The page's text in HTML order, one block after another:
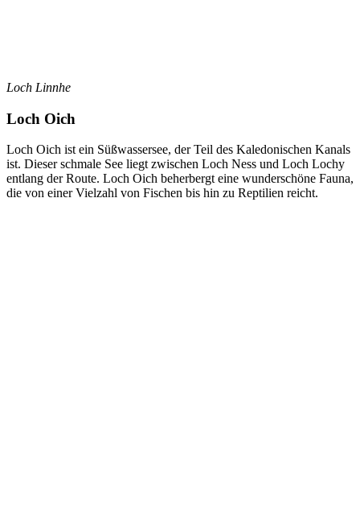
Loch Linnhe
Loch Oich
Loch Oich ist ein Süßwassersee, der Teil des Kaledonischen Kanals
ist. Dieser schmale See liegt zwischen Loch Ness und Loch Lochy
entlang der Route. Loch Oich beherbergt eine wunderschöne Fauna,
die von einer Vielzahl von Fischen bis hin zu Reptilien reicht.